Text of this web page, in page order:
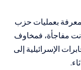
بعمليات حزب
مفاجأة، فمخاوف
الإسرائيلية إلى